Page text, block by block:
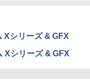
Xシリーズ & GFX
Xシリーズ & GFX